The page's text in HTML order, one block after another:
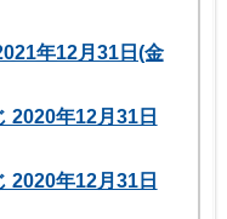
年12月31日(金
2020年12月31日
2020年12月31日